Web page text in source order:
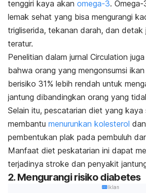
tenggiri kaya akan omega-3. Omega-
lemak sehat yang bisa mengurangi
trigliserida, tekanan darah, dan
teratur.
Penelitian dalam jurnal Circulation
bahwa orang yang mengonsumsi
berisiko 31% lebih rendah untuk
jantung dibandingkan orang yang
Selain itu, pescatarian diet yang kaya
membantu menurunkan kolesterol
pembentukan plak pada pembuluh
Manfaat diet peskatarian ini dapat
terjadinya stroke dan penyakit
2. Mengurangi risiko diabetes
Iklan